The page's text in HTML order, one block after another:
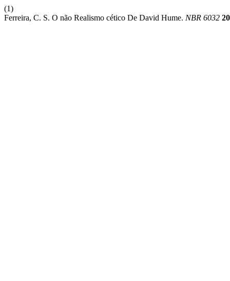
(1)
Ferreira, C. S. O não Realismo cético De David Hume. NBR 6032